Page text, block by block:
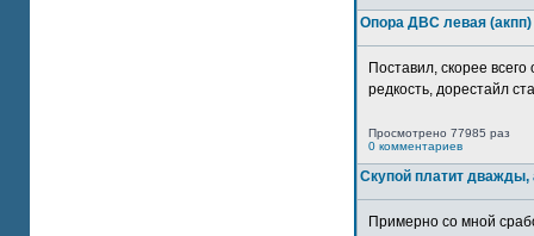
Опора ДВС левая (акпп)
Поставил, скорее
редкость, дорестайл
Просмотрено 77985 раз
0 комментариев
Скупой платит
Примерно со мной